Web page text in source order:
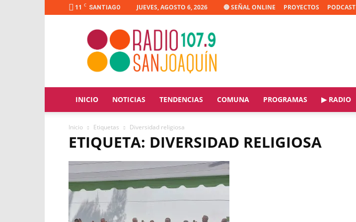
11 C SANTIAGO JUEVES, AGOSTO 6, 2026 🔴 SEÑAL ONLINE PROYECTOS PODCAST
Radio
Joaquín
INICIO NOTICIAS TENDENCIAS COMUNA PROGRAMAS ▶ RADIO
Inicio Etiquetas Diversidad religiosa
ETIQUETA: DIVERSIDAD RELIGIOSA